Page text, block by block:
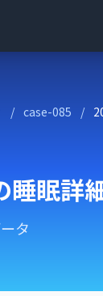
/ case-085 /
眠詳
タ